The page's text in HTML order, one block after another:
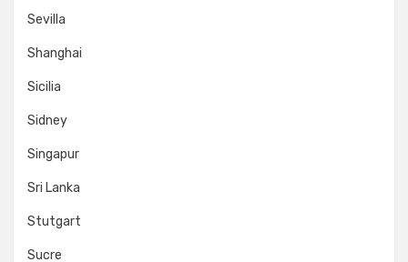
Sevilla
Shanghai
Sicilia
Sidney
Singapur
Sri Lanka
Stutgart
Sucre